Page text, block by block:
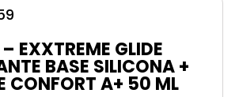
EXXTREME GLIDE
BASE SILICONA +
CONFORT A+ 50 ML